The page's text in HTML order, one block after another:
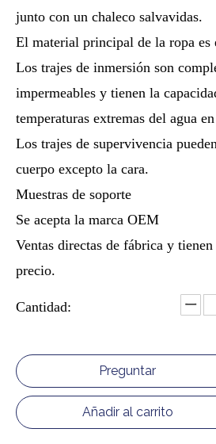
junto con un chaleco salvavidas.
El material principal de la ropa es
Los trajes de inmersión son
impermeables y tienen la
temperaturas extremas del agua
Los trajes de supervivencia
cuerpo excepto la cara.
Muestras de soporte
Se acepta la marca OEM
Ventas directas de fábrica y
precio.
Cantidad:
Preguntar
Añadir al carrito